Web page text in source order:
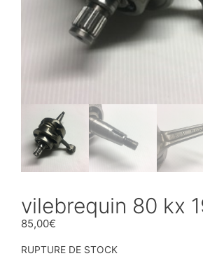
vilebrequin 80 kx
85,00€
RUPTURE DE STOCK